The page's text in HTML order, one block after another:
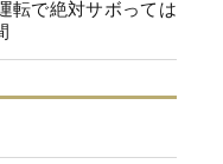
転で絶対サボっては